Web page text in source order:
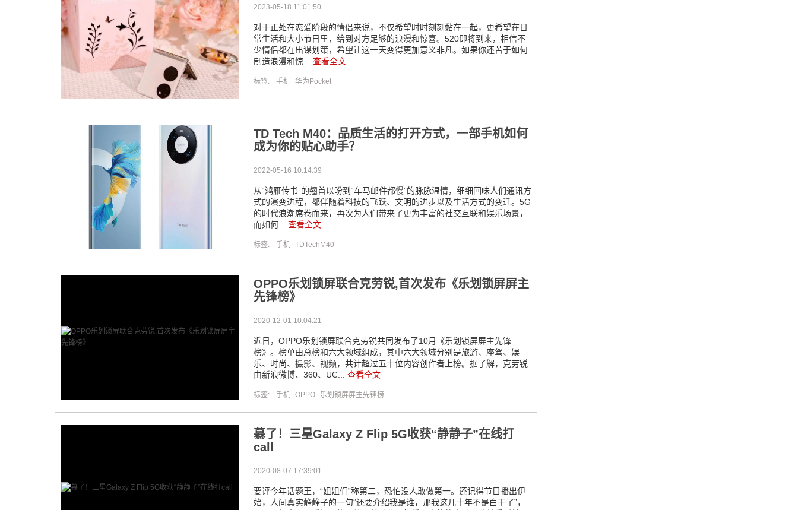
2023-05-18 11:01:50
对于正处在恋爱阶段的情侣来说，不仅希望时时刻刻黏在一起，更希望在日
常生活和大小节日里，给到对方足够的浪漫和惊喜。520即将到来，相信不
少情侣都在出谋划策，希望让这一天变得更加意义非凡。如果你还苦于如何
制造浪漫和惊... 查看全文
标签: 手机 华为Pocket
TD Tech M40：品质生活的打开方式，一部手机如何
成为你的贴心助手？
2022-05-16 10:14:39
从“鸿雁传书”的翘首以盼到“车马邮件都慢”的脉脉温情，细细回味人们通讯方
式的演变进程，都伴随着科技的飞跃、文明的进步以及生活方式的变迁。5G
的时代浪潮席卷而来，再次为人们带来了更为丰富的社交互联和娱乐场景，
而如何... 查看全文
标签: 手机 TDTechM40
OPPO乐划锁屏联合克劳锐,首次发布《乐划锁屏屏主
先锋榜》
2020-12-01 10:04:21
近日，OPPO乐划锁屏联合克劳锐共同发布了10月《乐划锁屏屏主先锋
榜》。榜单由总榜和六大领域组成，其中六大领域分别是旅游、座驾、娱
乐、时尚、摄影、视频，共计超过五十位内容创作者上榜。据了解，克劳锐
由新浪微博、360、UC... 查看全文
标签: 手机 OPPO 乐划锁屏屏主先锋榜
慕了！三星Galaxy Z Flip 5G收获“静静子”在线打
call
2020-08-07 17:39:01
要评今年话题王，“姐姐们”称第二，恐怕没人敢做第一。还记得节目播出伊
始，人间真实静静子的一句“还要介绍我是谁，那我这几十年不是白干了”，